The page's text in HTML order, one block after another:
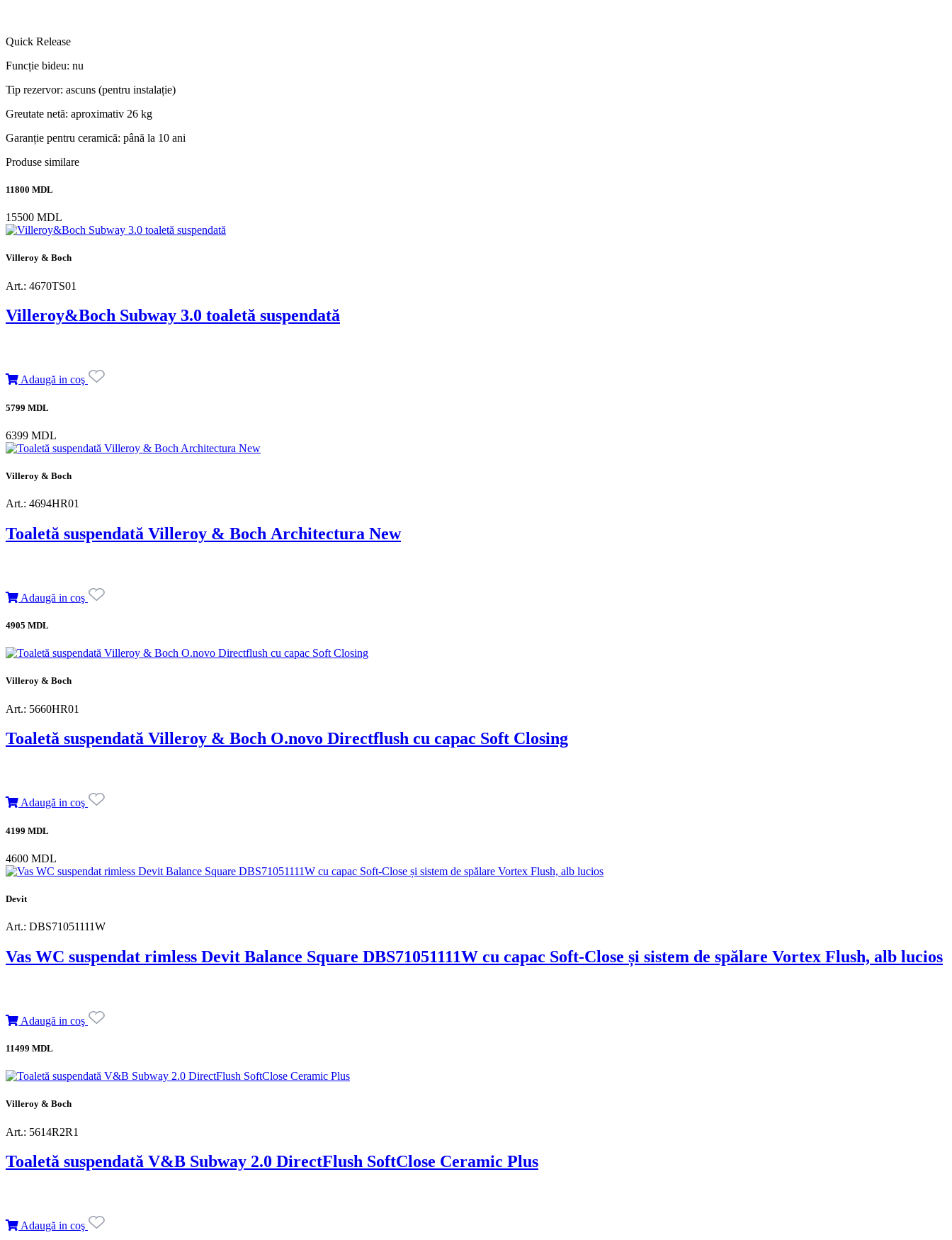
Quick Release
Funcție bideu: nu
Tip rezervor: ascuns (pentru instalație)
Greutate netă: aproximativ 26 kg
Garanție pentru ceramică: până la 10 ani
Produse similare
11800 MDL
15500 MDL
Villeroy & Boch
Art.: 4670TS01
Villeroy&Boch Subway 3.0 toaletă suspendată
Adaugă in coş
5799 MDL
6399 MDL
Villeroy & Boch
Art.: 4694HR01
Toaletă suspendată Villeroy & Boch Architectura New
Adaugă in coş
4905 MDL
Villeroy & Boch
Art.: 5660HR01
Toaletă suspendată Villeroy & Boch O.novo Directflush cu capac Soft Closing
Adaugă in coş
4199 MDL
4600 MDL
Devit
Art.: DBS71051111W
Vas WC suspendat rimless Devit Balance Square DBS71051111W cu capac Soft-Close și sistem de spălare Vortex Flush, alb lucios
Adaugă in coş
11499 MDL
Villeroy & Boch
Art.: 5614R2R1
Toaletă suspendată V&B Subway 2.0 DirectFlush SoftClose Ceramic Plus
Adaugă in coş